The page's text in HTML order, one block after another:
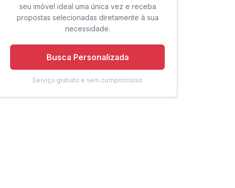
seu imóvel ideal uma única vez e receba
propostas selecionadas diretamente à sua
necessidade.
Busca Personalizada
Serviço gratuito e sem compromisso